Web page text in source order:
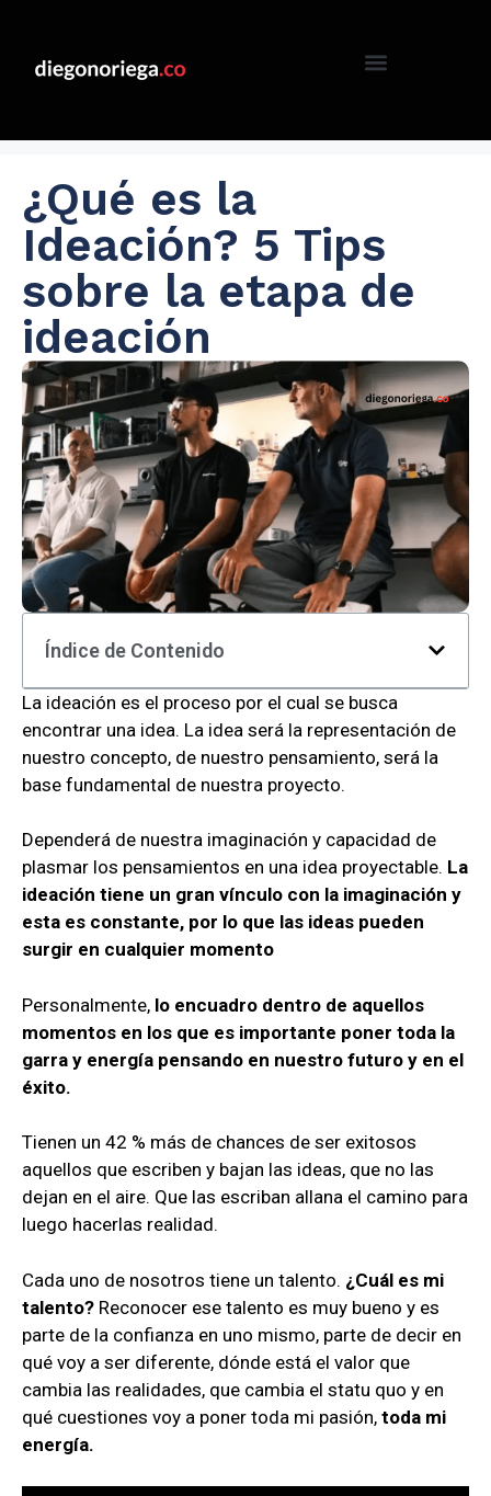
¿Qué es la
Ideación? 5 Tips
sobre la etapa de
ideación
Índice de Contenido
La ideación es el proceso por el cual se busca
encontrar una idea. La idea será la representación de
nuestro concepto, de nuestro pensamiento, será la
base fundamental de nuestra proyecto.
Dependerá de nuestra imaginación y capacidad de
plasmar los pensamientos en una idea proyectable. La
ideación tiene un gran vínculo con la imaginación y
esta es constante, por lo que las ideas pueden
surgir en cualquier momento
Personalmente, lo encuadro dentro de aquellos
momentos en los que es importante poner toda la
garra y energía pensando en nuestro futuro y en el
éxito.
Tienen un 42 % más de chances de ser exitosos
aquellos que escriben y bajan las ideas, que no las
dejan en el aire. Que las escriban allana el camino para
luego hacerlas realidad.
Cada uno de nosotros tiene un talento. ¿Cuál es mi
talento? Reconocer ese talento es muy bueno y es
parte de la confianza en uno mismo, parte de decir en
qué voy a ser diferente, dónde está el valor que
cambia las realidades, que cambia el statu quo y en
qué cuestiones voy a poner toda mi pasión, toda mi
energía.